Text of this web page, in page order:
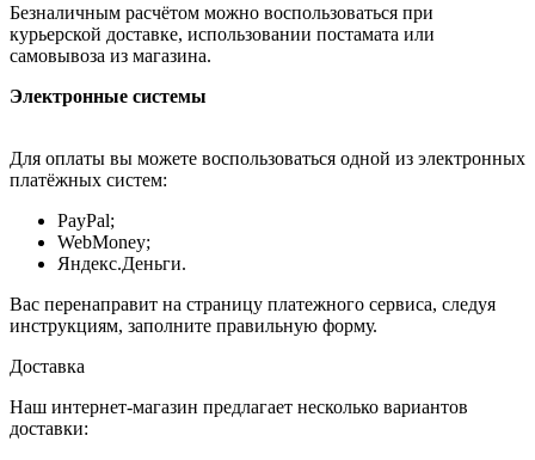
Безналичным расчётом можно воспользоваться при
курьерской доставке, использовании постамата или
самовывоза из магазина.
Электронные системы
Для оплаты вы можете воспользоваться одной из электронных
платёжных систем:
PayPal;
WebMoney;
Яндекс.Деньги.
Вас перенаправит на страницу платежного сервиса, следуя
инструкциям, заполните правильную форму.
Доставка
Наш интернет-магазин предлагает несколько вариантов
доставки: